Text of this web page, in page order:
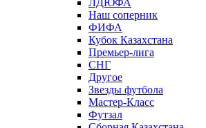
ЛДЮФА
Наш соперник
ФИФА
Кубок Казахстана
Премьер-лига
СНГ
Другое
Звезды футбола
Мастер-Класс
Футзал